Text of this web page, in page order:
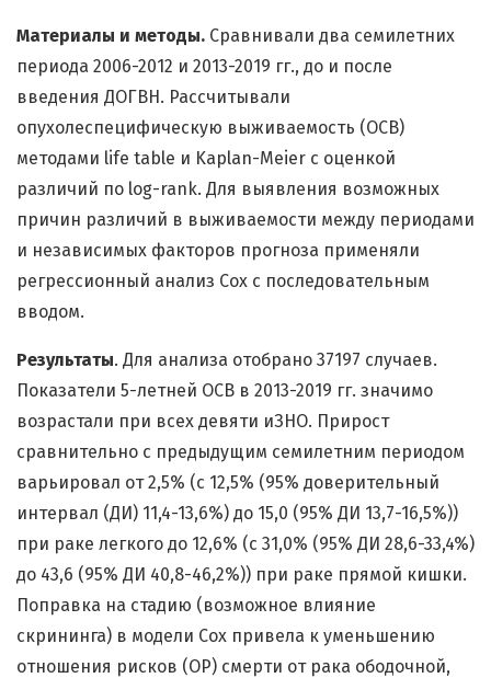
Материалы и методы. Сравнивали два семилетних
периода 2006-2012 и 2013-2019 гг., до и после
введения ДОГВН. Рассчитывали
опухолеспецифическую выживаемость (ОСВ)
методами life table и Kaplan-Meier с оценкой
различий по log-rank. Для выявления возможных
причин различий в выживаемости между периодами
и независимых факторов прогноза применяли
регрессионный анализ Cox с последовательным
вводом.
Результаты. Для анализа отобрано 37197 случаев.
Показатели 5-летней ОСВ в 2013-2019 гг. значимо
возрастали при всех девяти иЗНО. Прирост
сравнительно с предыдущим семилетним периодом
варьировал от 2,5% (с 12,5% (95% доверительный
интервал (ДИ) 11,4-13,6%) до 15,0 (95% ДИ 13,7-16,5%))
при раке легкого до 12,6% (с 31,0% (95% ДИ 28,6-33,4%)
до 43,6 (95% ДИ 40,8-46,2%)) при раке прямой кишки.
Поправка на стадию (возможное влияние
скрининга) в модели Cox привела к уменьшению
отношения рисков (ОР) смерти от рака ободочной,